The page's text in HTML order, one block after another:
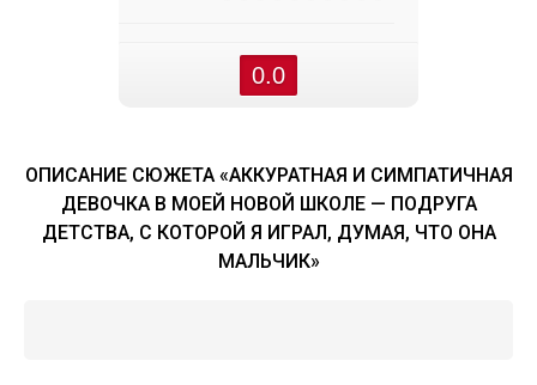
0.0
ОПИСАНИЕ СЮЖЕТА «АККУРАТНАЯ И СИМПАТИЧНАЯ
ДЕВОЧКА В МОЕЙ НОВОЙ ШКОЛЕ — ПОДРУГА
ДЕТСТВА, С КОТОРОЙ Я ИГРАЛ, ДУМАЯ, ЧТО ОНА
МАЛЬЧИК»